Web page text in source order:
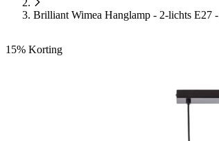
Brilliant Wimea Hanglamp - 2-lichts E27
15% Korting